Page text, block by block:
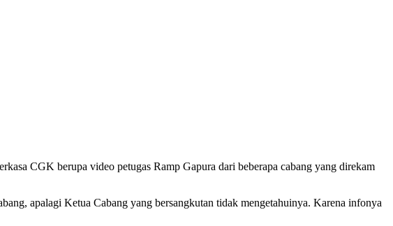
CGK berupa video petugas Ramp Gapura dari beberapa cabang yang direkam
apalagi Ketua Cabang yang bersangkutan tidak mengetahuinya. Karena infonya